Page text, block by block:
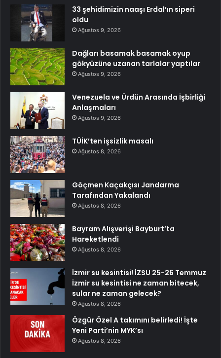
33 şehidimizin naaşı Erdal’ın siperi
oldu
Ağustos 9, 2026
Dağları basamak basamak oyup
gökyüzüne uzanan tarlalar yaptılar
Ağustos 9, 2026
Venezuela ve Ürdün Arasında İşbirliği
Anlaşmaları
Ağustos 9, 2026
TÜİK’ten işsizlik masalı
Ağustos 8, 2026
Göçmen Kaçakçısı Jandarma
Tarafından Yakalandı
Ağustos 8, 2026
Bayram Alışverişi Bayburt’ta
Hareketlendi
Ağustos 8, 2026
İzmir su kesintisi! İZSU 25-26 Temmuz
İzmir su kesintisi ne zaman bitecek,
sular ne zaman gelecek?
Ağustos 8, 2026
Özgür Özel A takımını belirledi! İşte
Yeni Parti’nin MYK’sı
Ağustos 8, 2026